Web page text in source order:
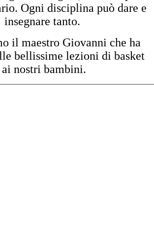
Ogni disciplina può dare e
insegnare tanto.
il maestro Giovanni che ha
bellissime lezioni di basket
ai nostri bambini.